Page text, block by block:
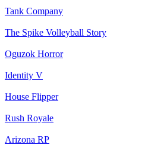
Tank Company
The Spike Volleyball Story
Oguzok Horror
Identity V
House Flipper
Rush Royale
Arizona RP